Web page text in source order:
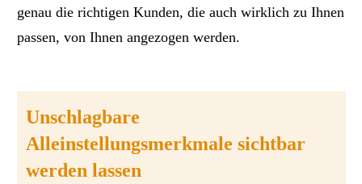
genau die richtigen Kunden, die auch wirklich zu Ihnen
passen, von Ihnen angezogen werden.
Unschlagbare
Alleinstellungsmerkmale sichtbar
werden lassen